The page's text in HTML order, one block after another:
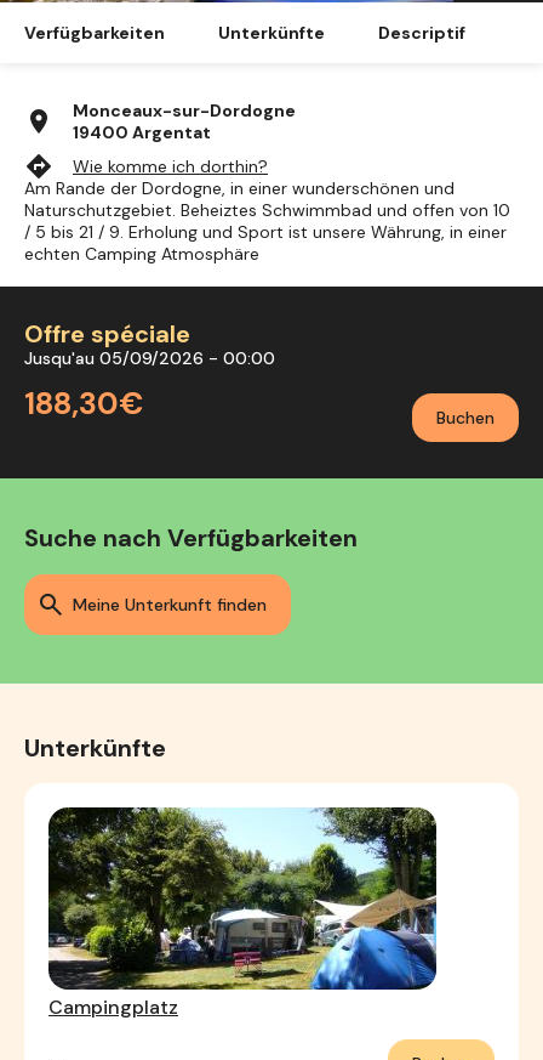
Verfügbarkeiten Unterkünfte Descriptif
location_on
Monceaux-sur-Dordogne
19400 Argentat
directions
Wie komme ich dorthin?
Am Rande der Dordogne, in einer wunderschönen und
Naturschutzgebiet. Beheiztes Schwimmbad und offen von 10
/ 5 bis 21 / 9. Erholung und Sport ist unsere Währung, in einer
echten Camping Atmosphäre
Offre spéciale
Jusqu'au 05/09/2026 - 00:00
188,30€ Buchen
Suche nach Verfügbarkeiten
meine Unterkunft finden
Unterkünfte
Campingplatz